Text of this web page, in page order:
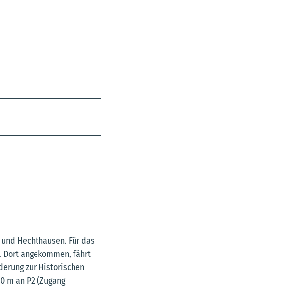
Hechthausen. Für das
Dort angekommen, fährt
zur Historischen
m an P2 (Zugang